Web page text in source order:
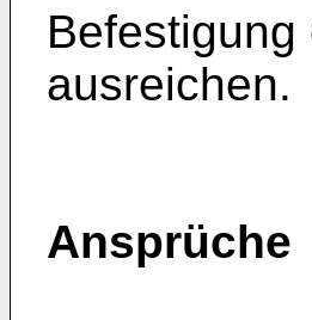
ausreichen.
Ansprüche